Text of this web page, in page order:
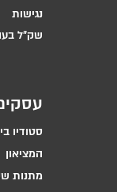
נגישות
שק״ל
סטודיו
המציאון
מתנות